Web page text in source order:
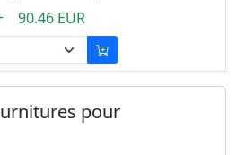
90.46 EUR
pour